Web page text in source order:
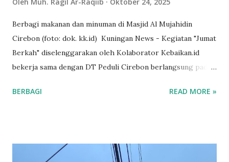
Oleh Muh. Ragil Ar-Raqiib Oktober 24, 2025
Berbagi makanan dan minuman di Masjid Al Mujahidin
Cirebon (foto: dok. kk.id) Kuningan News - Kegiatan "Jumat
Berkah" diselenggarakan oleh Kolaborator Kebaikan.id
bekerja sama dengan DT Peduli Cirebon berlangsung pada
dilaksanakan di Masjid Mujahidin, Ruko CBC, Jalan Tuparev
menyatakan kegiatan ini merupakan langkah kolaborasi
BERBAGI READ MORE »